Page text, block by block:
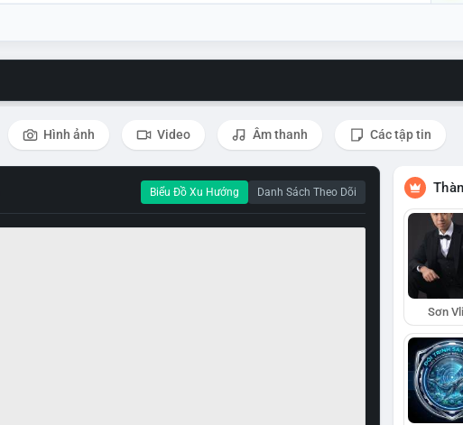
Hình ảnh Video Âm thanh Các tập tin
Biểu Đồ Xu Hướng Danh Sách Theo Dõi
Sơn